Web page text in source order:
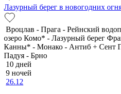
Лазурный берег в новогодних
Вроцлав - Прага - Рейнский
озеро Комо* - Лазурный берег
Канны* - Монако - Антиб + Сент
Падуя - Брно
10 дней
9 ночей
26.12